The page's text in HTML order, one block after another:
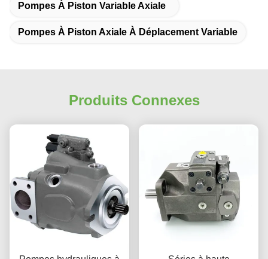
Pompes À Piston Variable Axiale
Pompes À Piston Axiale À Déplacement Variable
Produits Connexes